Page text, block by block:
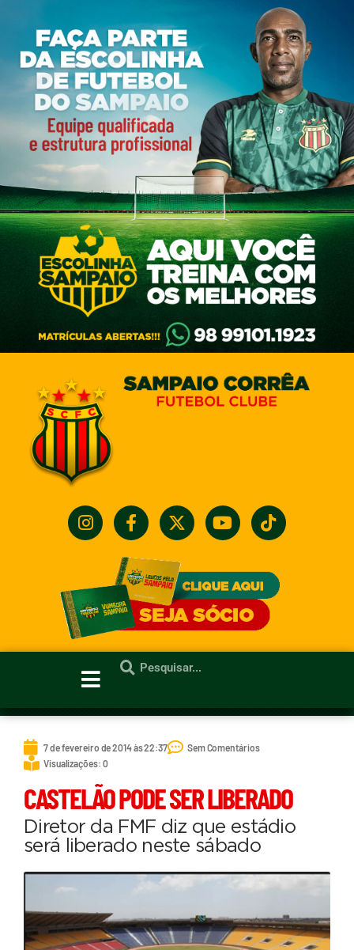
7 de fevereiro de 2014 às 22:37
Sem Comentários
Visualizações: 0
CASTELÃO PODE SER LIBERADO
Diretor da FMF diz que estádio
será liberado neste sábado